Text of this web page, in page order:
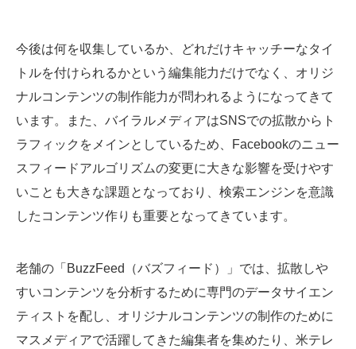
今後は何を収集しているか、どれだけキャッチーなタイ
トルを付けられるかという編集能力だけでなく、オリジ
ナルコンテンツの制作能力が問われるようになってきて
います。また、バイラルメディアはSNSでの拡散からト
ラフィックをメインとしているため、Facebookのニュー
スフィードアルゴリズムの変更に大きな影響を受けやす
いことも大きな課題となっており、検索エンジンを意識
したコンテンツ作りも重要となってきています。
老舗の「BuzzFeed（バズフィード）」では、拡散しや
すいコンテンツを分析するために専門のデータサイエン
ティストを配し、オリジナルコンテンツの制作のために
マスメディアで活躍してきた編集者を集めたり、米テレ